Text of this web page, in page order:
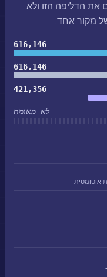
הדליפה הזו ולא
אחד.
616,146
616,146
421,356
לא מאומת